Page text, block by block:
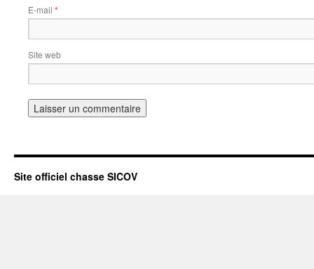
E-mail *
Site web
Site officiel chasse SICOV